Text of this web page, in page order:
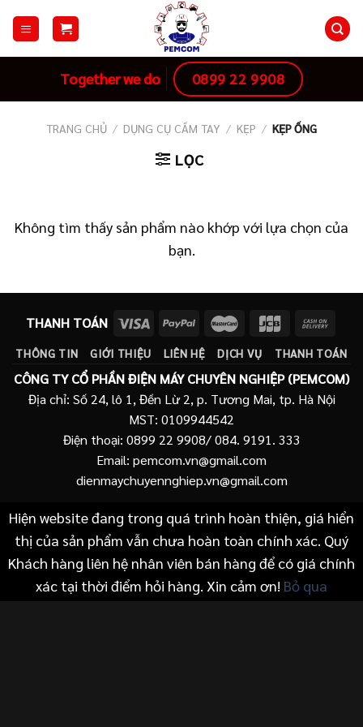
Together we do 0899 22 9908
TRANG CHỦ / DỤNG CỤ CẦM TAY / KẸP / KẸP ỐNG
LỌC
Không tìm thấy sản phẩm nào khớp với lựa chọn của
bạn.
THANH TOÁN
THÔNG TIN GIỚI THIỆU LIÊN HỆ DỊCH VỤ THANH TOÁN
CÔNG TY CỔ PHẦN ĐIỆN MÁY CHUYÊN NGHIỆP (PEMCOM)
Địa chỉ: Số 24, lô 1, Đền Lừ 2, p. Tương Mai, tp. Hà Nội
MST: 0109944542
Điện thoại: 0899 22 9908/ 084. 9191. 333
Email: pemcom.vn@gmail.com
dienmaychuyennghiep.vn@gmail.com
Hiện website đang trong quá trình hoàn thiện, giá hiển
thị của sản phẩm vẫn chưa hoàn toàn chính xác. Quý
Khách hàng liên hệ nhân viên bán hàng để có giá chính
xác tại thời điểm hỏi hàng. Xin cảm ơn! Bỏ qua